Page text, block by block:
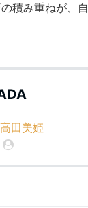
積み重ねが、
高田美姫